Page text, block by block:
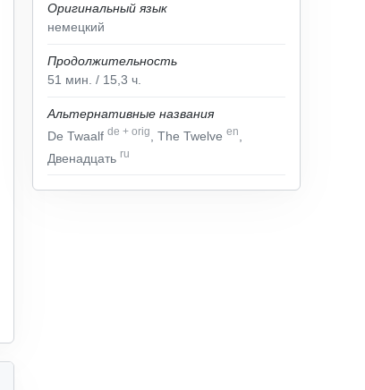
Оригинальный язык
немецкий
Продолжительность
51 мин. / 15,3 ч.
Альтернативные названия
De Twaalf de + orig , The Twelve en
Двенадцать ru